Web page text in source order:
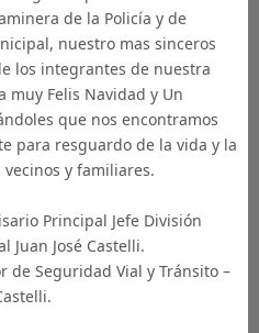
de la Policía y de
nuestro mas sinceros
los integrantes de nuestra
muy Felis Navidad y Un
que nos encontramos
para resguardo de la vida y la
y familiares.
Principal Jefe División
Juan José Castelli.
de Seguridad Vial y Tránsito –